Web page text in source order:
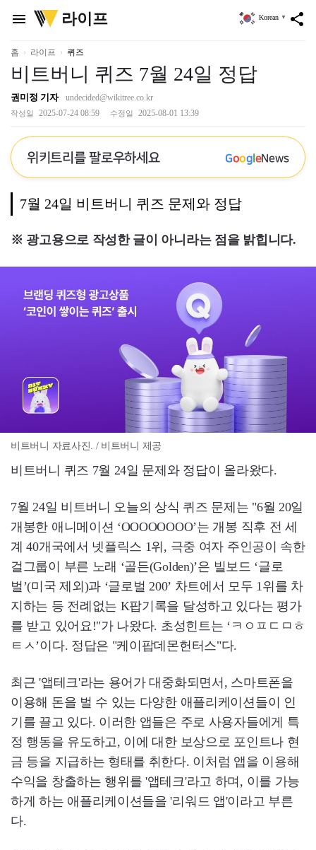
menu
위
키
리
라이프 share
Korean ▼
홈 라이프 퀴즈
비트버니 퀴즈 7월 24일 정답
권미정 기자 undecided@wikitree.co.kr
작성일 2025-07-24 08:59 수정일 2025-08-01 13:39
위키트리를 팔로우하세요 GoogleNews
7월 24일 비트버니 퀴즈 문제와 정답
※ 광고용으로 작성한 글이 아니라는 점을 밝힙니다.
비트버니 자료사진. / 비트버니 제공
비트버니 퀴즈 7월 24일 문제와 정답이 올라왔다.
7월 24일 비트버니 오늘의 상식 퀴즈 문제는 "6월 20일
개봉한 애니메이션 ‘OOOOOOOO’는 개봉 직후 전 세
계 40개국에서 넷플릭스 1위, 극중 여자 주인공이 속한
걸그룹이 부른 노래 ‘골든(Golden)’은 빌보드 ‘글로
벌’(미국 제외)과 ‘글로벌 200’ 차트에서 모두 1위를 차
지하는 등 전례없는 K팝기록을 달성하고 있다는 평가
를 받고 있어요!"가 나왔다. 초성힌트는 ‘ㅋㅇㅍㄷㅁㅎ
ㅌㅅ’이다. 정답은 "케이팝데몬헌터스"다.
최근 '앱테크'라는 용어가 대중화되면서, 스마트폰을
이용해 돈을 벌 수 있는 다양한 애플리케이션들이 인
기를 끌고 있다. 이러한 앱들은 주로 사용자들에게 특
정 행동을 유도하고, 이에 대한 보상으로 포인트나 현
금 등을 지급하는 형태를 취한다. 이처럼 앱을 이용해
수익을 창출하는 행위를 '앱테크'라고 하며, 이를 가능
하게 하는 애플리케이션들을 '리워드 앱'이라고 부른
다.